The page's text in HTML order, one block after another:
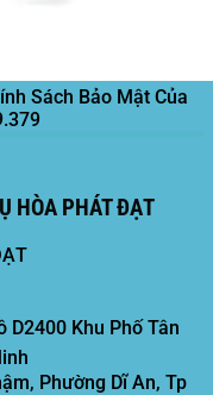
Sách Bảo Mật Của
HÒA PHÁT ĐẠT
D2400 Khu Phố Tân
Phường Dĩ An, Tp